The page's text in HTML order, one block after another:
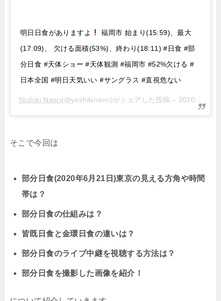
明日日食がありますよ
福岡市 始まり(15:59)、最大
(17:09)、 欠ける面積(53%)、終わり(18:11) #日食 #部
分日食 #天体ショー #天体観測 #福岡市 #52%欠ける #
日本全国 #明日天気いい #サングラス #直視危ない
Yoshiki Nanri(@yoshikinanri)がシェアした投稿 – 2020年 6月月20日午前7時02分PDT
そこで今回は
部分日食(2020年6月21日)東京の見える方角や時間
帯は？
部分日食の仕組みは？
皆既日食と金環日食の違いは？
部分日食のライブ中継を視聴する方法は？
部分日食を撮影した画像を紹介！